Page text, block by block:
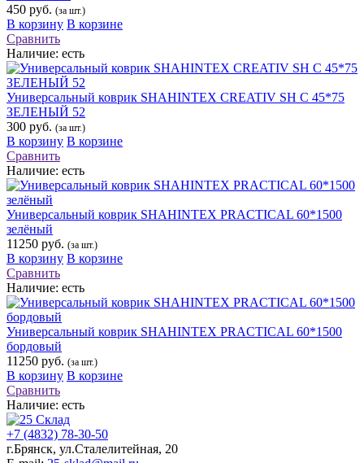
450 руб. (за шт.)
В корзину В корзине
Сравнить
Наличие: есть
Универсальный коврик SНAHINTEX CREATIV SH С 45*75
ЗЕЛЕНЫЙ 52
300 руб. (за шт.)
В корзину В корзине
Сравнить
Наличие: есть
Универсальный коврик SHAHINTEX PRACTICAL 60*1500
зелёный
11250 руб. (за шт.)
В корзину В корзине
Сравнить
Наличие: есть
Универсальный коврик SHAHINTEX PRACTICAL 60*1500
бордовый
11250 руб. (за шт.)
В корзину В корзине
Сравнить
Наличие: есть
+7 (4832) 78-30-50
г.Брянск, ул.Сталелитейная, 20